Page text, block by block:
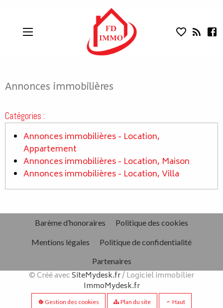
Annonces immobilières - Location
Liens
Annonces immobilières
Catégories :
Annonces immobilières - Location,
Appartement
Annonces immobilières - Location, Maison
Annonces immobilières - Location, Villa
Pied de page
Navigation secondaire
Barème d’honoraires Politique des cookies
Mentions légales Politique de confidentialité
Partenaires
Aparté basse© Créé avecSiteMydesk.fr/ Logiciel immobilier
ImmoMydesk.fr
Gestion des cookies Plan du site Haut